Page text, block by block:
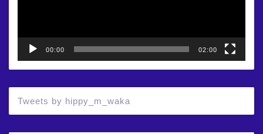
00:00 02:00
Tweets by hippy_m_waka